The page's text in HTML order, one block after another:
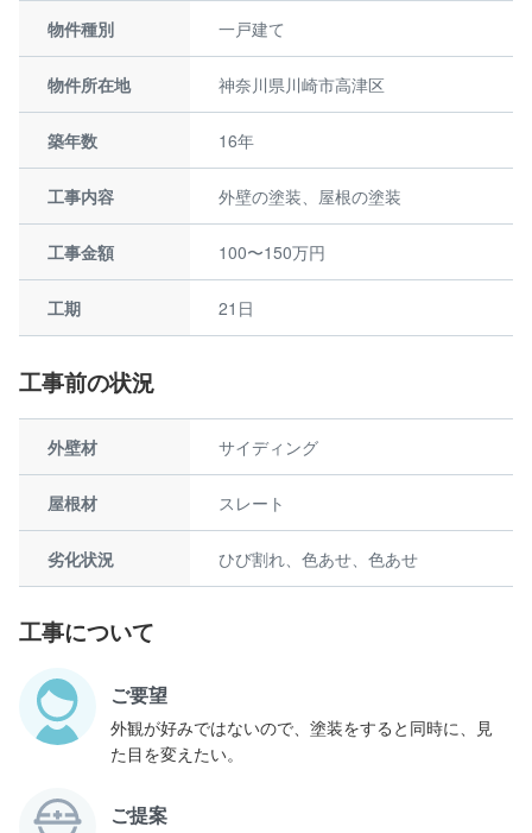
物件種別 一戸建て
物件所在地 神奈川県川崎市高津区
築年数 16年
工事内容 外壁の塗装、屋根の塗装
工事金額 100〜150万円
工期 21日
工事前の状況
外壁材 サイディング
屋根材 スレート
劣化状況 ひび割れ、色あせ、色あせ
工事について
ご要望
外観が好みではないので、塗装をすると同時に、見
た目を変えたい。
ご提案